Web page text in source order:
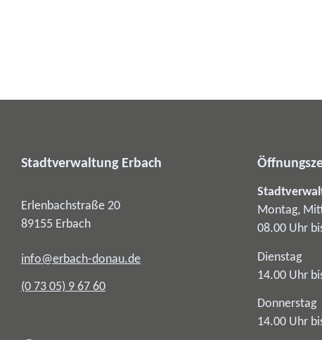
Stadtverwaltung Erbach
Erlenbachstraße 20
89155 Erbach
info@erbach-donau.de
(0 73 05) 9 67 60
Montag,
08.00 Uhr
Dienstag
14.00 Uhr
Donnerstag
14.00 Uhr